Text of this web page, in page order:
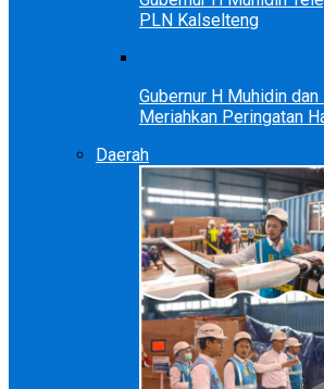
PLN Kalselteng
Gubernur H Muhidin
Meriahkan Peringatan
Daerah